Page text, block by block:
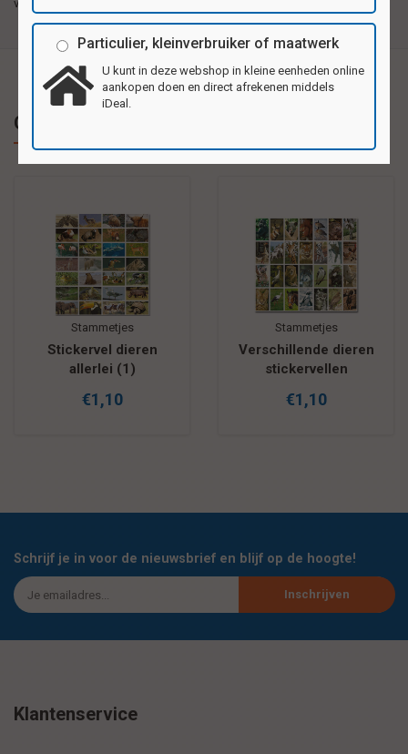
vel
Gerelateerde producten
Stammetjes
Stickervel dieren
allerlei (1)
€1,10
Stammetjes
Verschillende dieren
stickervellen
€1,10
Schrijf je in voor de nieuwsbrief en blijf op de hoogte!
Inschrijven
Klantenservice
Particulier, kleinverbruiker of maatwerk
U kunt in deze webshop in kleine eenheden online
aankopen doen en direct afrekenen middels
iDeal.